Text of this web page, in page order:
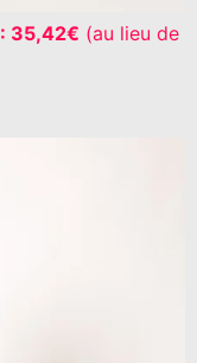
: 35,42€ (au lieu de